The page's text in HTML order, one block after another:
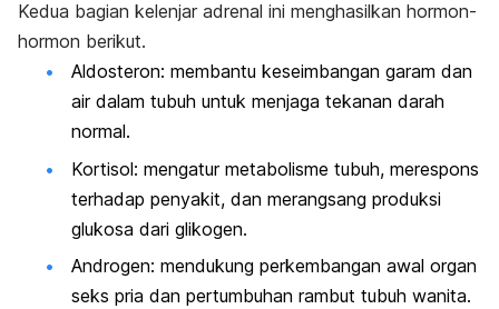
Kedua bagian kelenjar adrenal ini menghasilkan hormon-
hormon berikut.
Aldosteron: membantu keseimbangan garam dan
air dalam tubuh untuk menjaga tekanan darah
normal.
Kortisol: mengatur metabolisme tubuh, merespons
terhadap penyakit, dan merangsang produksi
glukosa dari glikogen.
Androgen: mendukung perkembangan awal organ
seks pria dan pertumbuhan rambut tubuh wanita.